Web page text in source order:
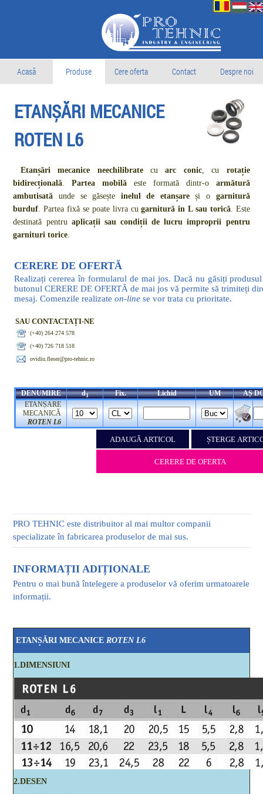
Acasă Produse Cere oferta Contact Despre noi
ETANȘĂRI MECANICE
ROTEN L6
Etanșări mecanice neechilibratecuarc conic, cu rotație
bidirecțională.Partea mobilă este formată dintr-o armătură
ambutisată unde se găsește inelul de etanșareși o garnitură
burduf. Partea fixă se poate livra cugarnitură în L sau torică. Este
destinată pentru aplicații sau condiții de lucru improprii pentru
garnituri torice.
CERERE DE OFERTĂ
Realizați cererea în formularul de mai jos. Dacă nu găsiți
butonul CERERE DE OFERTĂ de mai jos vă permite să trimiteți
mesaj. Comenzile realizateon-line se vor trata cu prioritate.
SAU CONTACTAȚI-NE
(+40) 264 274 578
(+40) 726 718 518
ovidiu.fleser@pro-tehnic.ro
DENUMIRE d1 Fix. Lichid UM
AȘ
ETANȘARE
MECANICĂ
ROTEN L6
PRO TEHNIC este distribuitor al mai multor companii
specializate în fabricarea produselor de mai sus.
INFORMAȚII ADIȚIONALE
Pentru o mai bună întelegere a produselor vă oferim urmatoarele
informații.
ETANȘĂRI MECANICEROTEN L6
1.DIMENSIUNI
2.DESEN